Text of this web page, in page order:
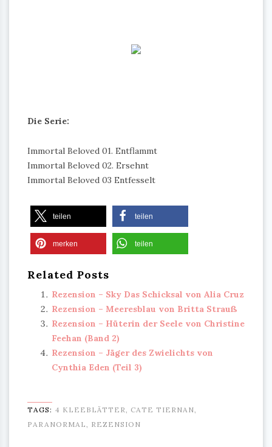
Die Serie:
Immortal Beloved 01. Entflammt
Immortal Beloved 02. Ersehnt
Immortal Beloved 03 Entfesselt
teilen teilen
merken teilen
Related Posts
Rezension – Sky Das Schicksal von Alia Cruz
Rezension – Meeresblau von Britta Strauß
Rezension – Hüterin der Seele von Christine
Feehan (Band 2)
Rezension – Jäger des Zwielichts von
Cynthia Eden (Teil 3)
TAGS: 4 KLEEBLÄTTER, CATE TIERNAN,
PARANORMAL, REZENSION